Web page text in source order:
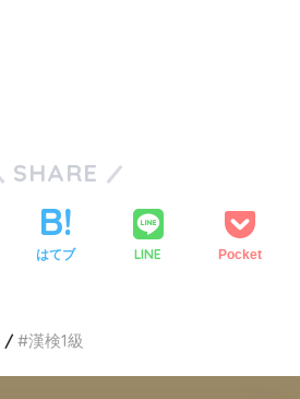
SHARE
はてブ LINE Pocket
漢検1級